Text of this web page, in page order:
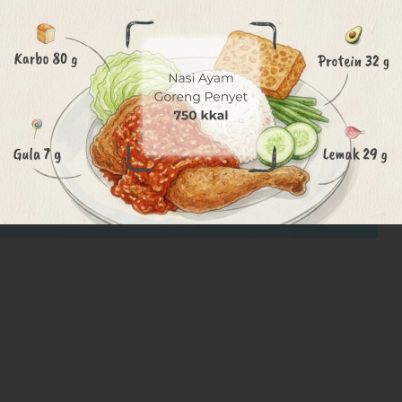
No.178, RT 1 /RW 15 Menteng Dalam,
IbuKota Jakarta 12870
setelah waktu perubahan